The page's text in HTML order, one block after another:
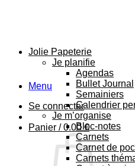
Menu
Se connecter
Panier /0.00€
Jolie Papeterie
Je planifie
Agendas
Bullet Journal
Semainiers
Calendrier
Je m’organise
Bloc-notes
Carnets
Carnet de
Carnets